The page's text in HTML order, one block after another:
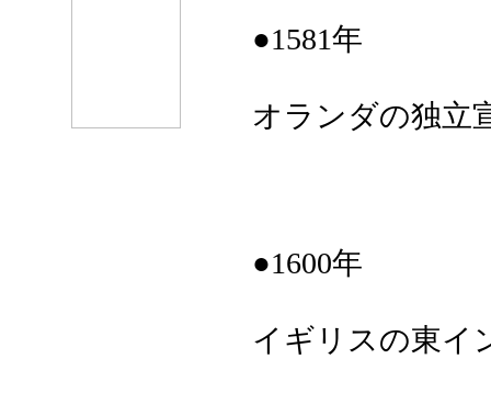
●1581年
オランダの独立
●1600年
イギリスの東イ